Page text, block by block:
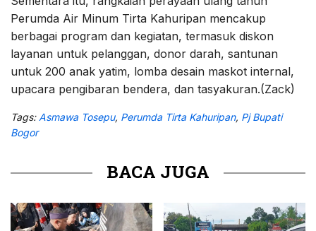
Perumda Air Minum Tirta Kahuripan mencakup
berbagai program dan kegiatan, termasuk diskon
layanan untuk pelanggan, donor darah, santunan
untuk 200 anak yatim, lomba desain maskot internal,
upacara pengibaran bendera, dan tasyakuran.(Zack)
Tags: Asmawa Tosepu, Perumda Tirta Kahuripan, Pj Bupati
Bogor
BACA JUGA